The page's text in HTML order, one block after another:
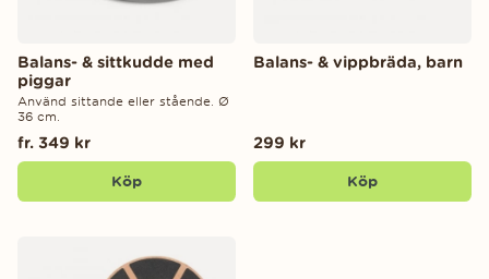
Balans- & sittkudde med
piggar
Använd sittande eller stående. Ø
36 cm.
fr. 349 kr
Köp
Balans- & vippbräda, barn
299 kr
Köp